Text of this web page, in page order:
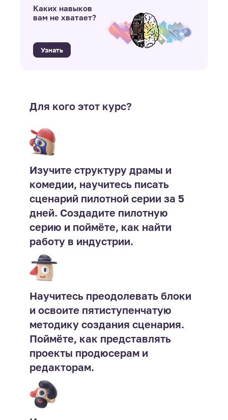
Каких навыков
вам не хватает?
Узнать
Для кого этот курс?
Изучите структуру драмы и
комедии, научитесь писать
сценарий пилотной серии за 5
дней. Создадите пилотную
серию и поймёте, как найти
работу в индустрии.
Научитесь преодолевать блоки
и освоите пятиступенчатую
методику создания сценария.
Поймёте, как представлять
проекты продюсерам и
редакторам.